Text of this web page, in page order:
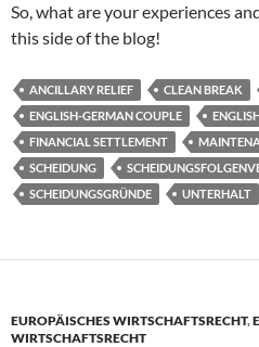
So, what are your experiences
this side of the blog!
ANCILLARY RELIEF CLEAN BREAK
ENGLISH-GERMAN COUPLE
FINANCIAL SETTLEMENT
SCHEIDUNG
SCHEIDUNGSGRÜNDE
UNTERHALT
EUROPÄISCHES WIRTSCHAFTSRECHT,
WIRTSCHAFTSRECHT